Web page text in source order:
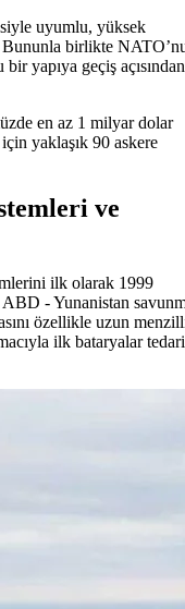
uyumlu, yüksek
Bununla birlikte
yapıya geçiş açısından
en az 1 milyar dolar
yaklaşık 90 askere
ve
ilk olarak 1999
ABD - Yunanistan
özellikle uzun
ilk bataryalar